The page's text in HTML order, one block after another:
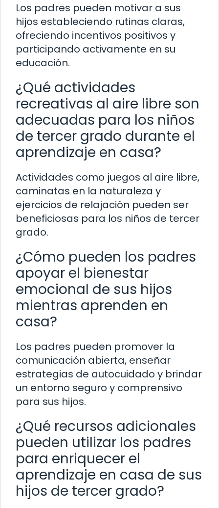
Los padres pueden motivar a sus
hijos estableciendo rutinas claras,
ofreciendo incentivos positivos y
participando activamente en su
educación.
¿Qué actividades
recreativas al aire libre son
adecuadas para los niños
de tercer grado durante el
aprendizaje en casa?
Actividades como juegos al aire libre,
caminatas en la naturaleza y
ejercicios de relajación pueden ser
beneficiosas para los niños de tercer
grado.
¿Cómo pueden los padres
apoyar el bienestar
emocional de sus hijos
mientras aprenden en
casa?
Los padres pueden promover la
comunicación abierta, enseñar
estrategias de autocuidado y brindar
un entorno seguro y comprensivo
para sus hijos.
¿Qué recursos adicionales
pueden utilizar los padres
para enriquecer el
aprendizaje en casa de sus
hijos de tercer grado?